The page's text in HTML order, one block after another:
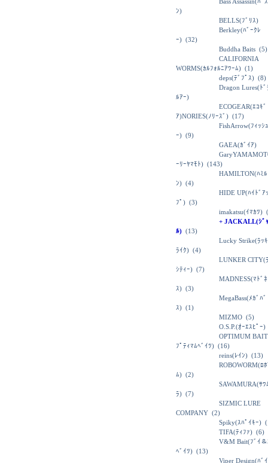
ﾝ)
BELLS(ﾌﾞﾘｽ)
Berkley(ﾊﾞｰｸﾚ
ｰ) (32)
Buddha Baits (5)
CALIFORNIA
WORMS(ｶﾙﾌｫﾙﾆｱﾜｰﾑ) (1)
deps(ﾃﾞﾌﾟｽ) (8)
Dragon Lures(ﾄﾞ
ﾙｱｰ)
ECOGEAR(ｴｺｷﾞ
ｱ)NORIES(ﾉﾘｰｽﾞ) (17)
FishArrow(ﾌｨｯｼ
ｰ) (9)
GAEA(ｶﾞｲｱ)
ｰﾘｰﾔﾏﾓﾄ) (143)
HAMILTON(ﾊﾐﾙ
ﾝ) (4)
HIDE UP(ﾊｲﾄﾞｱｯ
ﾌﾟ) (3)
imakatsu(ｲﾏｶﾂ)
+ JACKALL(ｼﾞ
ﾙ) (13)
Lucky Strike(ﾗｯ
ﾗｲｸ) (4)
LUNKER CITY(
ｼﾃｨｰ) (7)
MADNESS(ﾏﾄﾞﾈ
ｽ) (3)
MegaBass(ﾒｶﾞﾊﾞ
ｽ) (1)
MIZMO (5)
O.S.P.(ｵｰｴｽﾋﾟｰ)
OPTIMUM
ﾌﾟﾃｨﾏﾑﾍﾞｲﾂ) (16)
reins(ﾚｲﾝ) (13)
ROBOWORM(ﾛ
ﾑ) (2)
SAWAMURA(ｻﾜ
ﾗ) (7)
SIZMIC LURE
COMPANY (2)
Spiky(ｽﾊﾟｲｷｰ)
TIFA(ﾃｨﾌｧ) (6)
V&M Bait(ﾌﾞｲ＆
ﾍﾞｲﾂ) (13)
Viper Design(ﾊﾞ